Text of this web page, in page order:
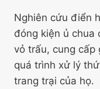
Nghiên cứu điển
đóng kiện ủ chua
vỏ trấu, cung cấp
quá trình xử lý
trang trại của họ.